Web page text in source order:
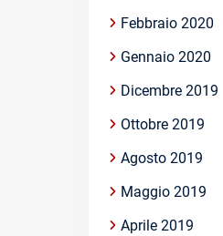
Febbraio 2020
Gennaio 2020
Dicembre 2019
Ottobre 2019
Agosto 2019
Maggio 2019
Aprile 2019